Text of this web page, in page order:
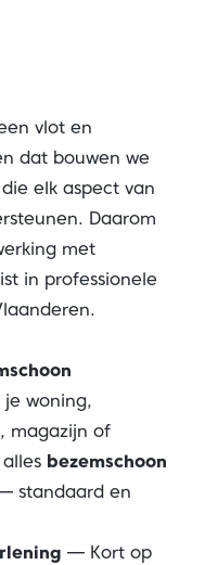
vlot en
dat bouwen we
elk aspect van
Daarom
met
in professionele
woning,
magazijn of
bezemschoon
standaard en
— Kort op